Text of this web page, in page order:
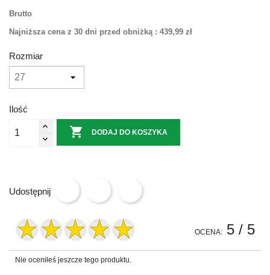
Brutto
Najniższa cena z 30 dni przed obniżką : 439,99 zł
Rozmiar
Ilość
 DODAJ DO KOSZYKA
Udostępnij
OCENA: 5 / 5
Nie oceniłeś jeszcze tego produktu.